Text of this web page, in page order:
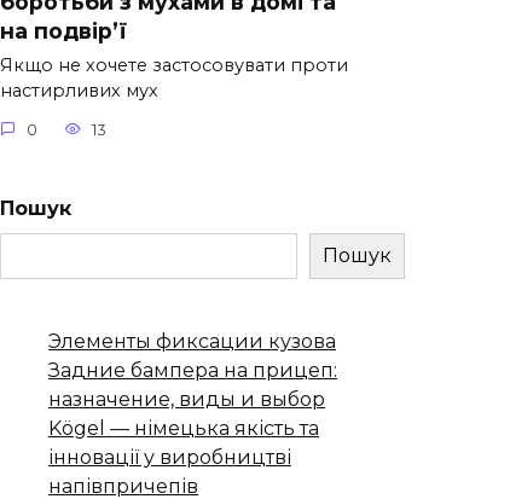
на подвір’ї
Якщо не хочете застосовувати проти
настирливих мух
0 13
Пошук
Пошук
Элементы фиксации кузова
Задние бампера на прицеп:
назначение, виды и выбор
Kögel — німецька якість та
інновації у виробництві
напівпричепів